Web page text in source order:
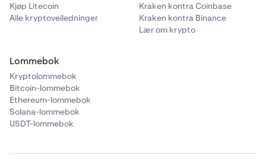
Kjøp Litecoin
Alle kryptoveiledninger
Kraken kontra Coinbase
Kraken kontra Binance
Lær om krypto
Lommebok
Kryptolommebok
Bitcoin-lommebok
Ethereum-lommebok
Solana-lommebok
USDT-lommebok